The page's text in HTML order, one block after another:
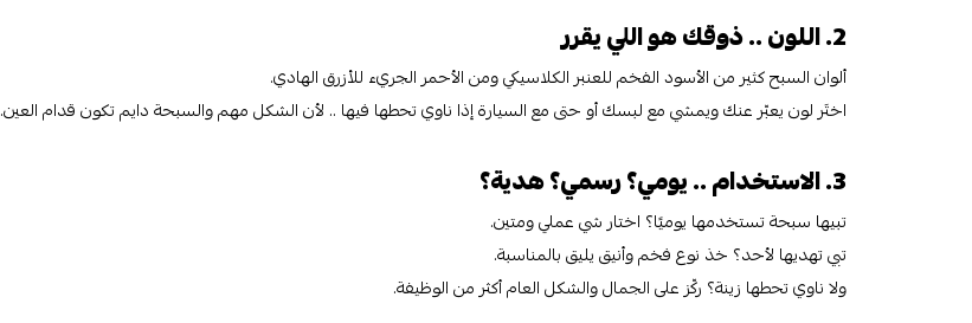
2. اللون .. ذوقك هو اللي يقرر
ألوان السبح كثير من الأسود الفخم للعنبر الكلاسيكي ومن الأحمر الجريء للأزرق الهادي.
اختَر لون يعبّر عنك ويمشي مع لبسك أو حتى مع السيارة إذا ناوي تحطها فيها .. لأن الشكل مهم والسبحة دايم تكون قدام العين.
3. الاستخدام .. يومي؟ رسمي؟ هدية؟
تبيها سبحة تستخدمها يوميًا؟ اختار شي عملي ومتين.
تبي تهديها لأحد؟ خذ نوع فخم وأنيق يليق بالمناسبة.
ولا ناوي تحطها زينة؟ ركّز على الجمال والشكل العام أكثر من الوظيفة.